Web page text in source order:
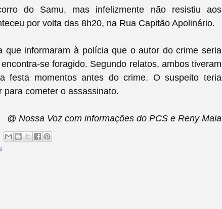
do Samu, mas infelizmente não resistiu aos
por volta das 8h20, na Rua Capitão Apolinário.
que informaram à polícia que o autor do crime seria
se foragido. Segundo relatos, ambos tiveram
festa momentos antes do crime. O suspeito teria
cometer o assassinato.
@ Nossa Voz com informações do PCS e Reny Maia